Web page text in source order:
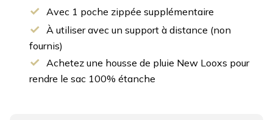
Avec 1 poche zippée supplémentaire
À utiliser avec un support à distance (non
fournis)
Achetez une housse de pluie New Looxs pour
rendre le sac 100% étanche